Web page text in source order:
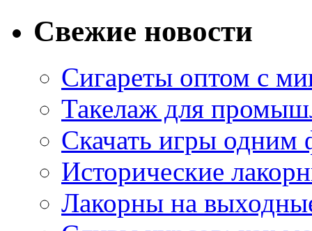
Свежие новости
Сигареты оптом с
Такелаж для
Скачать игры одним
Исторические
Лакорны на